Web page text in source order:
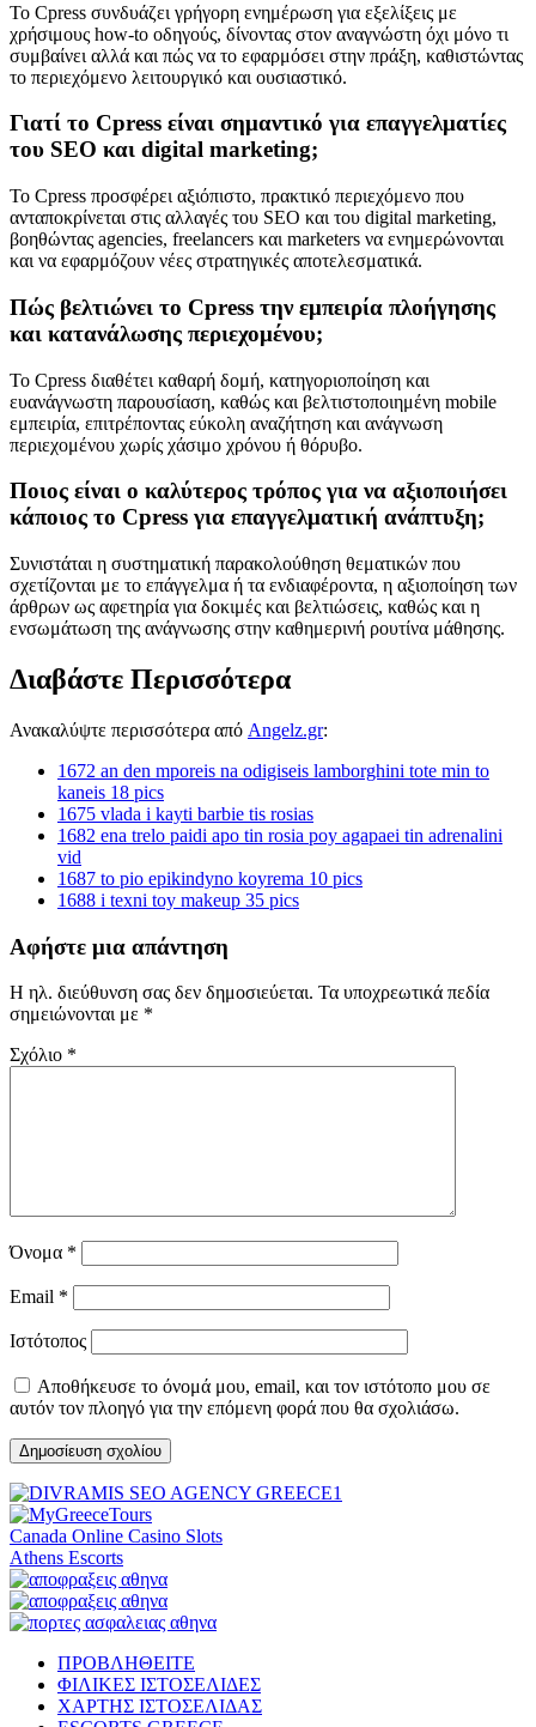
Το Cpress συνδυάζει γρήγορη ενημέρωση για εξελίξεις με
χρήσιμους how-to οδηγούς, δίνοντας στον αναγνώστη όχι μόνο τι
συμβαίνει αλλά και πώς να το εφαρμόσει στην πράξη, καθιστώντας
το περιεχόμενο λειτουργικό και ουσιαστικό.
Γιατί το Cpress είναι σημαντικό για επαγγελματίες
του SEO και digital marketing;
Το Cpress προσφέρει αξιόπιστο, πρακτικό περιεχόμενο που
ανταποκρίνεται στις αλλαγές του SEO και του digital marketing,
βοηθώντας agencies, freelancers και marketers να ενημερώνονται
και να εφαρμόζουν νέες στρατηγικές αποτελεσματικά.
Πώς βελτιώνει το Cpress την εμπειρία πλοήγησης
και κατανάλωσης περιεχομένου;
Το Cpress διαθέτει καθαρή δομή, κατηγοριοποίηση και
ευανάγνωστη παρουσίαση, καθώς και βελτιστοποιημένη mobile
εμπειρία, επιτρέποντας εύκολη αναζήτηση και ανάγνωση
περιεχομένου χωρίς χάσιμο χρόνου ή θόρυβο.
Ποιος είναι ο καλύτερος τρόπος για να αξιοποιήσει
κάποιος το Cpress για επαγγελματική ανάπτυξη;
Συνιστάται η συστηματική παρακολούθηση θεματικών που
σχετίζονται με το επάγγελμα ή τα ενδιαφέροντα, η αξιοποίηση των
άρθρων ως αφετηρία για δοκιμές και βελτιώσεις, καθώς και η
ενσωμάτωση της ανάγνωσης στην καθημερινή ρουτίνα μάθησης.
Διαβάστε Περισσότερα
Ανακαλύψτε περισσότερα από Angelz.gr:
1672 an den mporeis na odigiseis lamborghini tote min to
kaneis 18 pics
1675 vlada i kayti barbie tis rosias
1682 ena trelo paidi apo tin rosia poy agapaei tin adrenalini
vid
1687 to pio epikindyno koyrema 10 pics
1688 i texni toy makeup 35 pics
Αφήστε μια απάντηση
Η ηλ. διεύθυνση σας δεν δημοσιεύεται. Τα υποχρεωτικά πεδία
σημειώνονται με *
Σχόλιο *
Όνομα *
Email *
Ιστότοπος
Αποθήκευσε το όνομά μου, email, και τον ιστότοπο μου σε
αυτόν τον πλοηγό για την επόμενη φορά που θα σχολιάσω.
Canada Online Casino Slots
Athens Escorts
ΠΡΟΒΛΗΘΕΙΤΕ
ΦΙΛΙΚΕΣ ΙΣΤΟΣΕΛΙΔΕΣ
ΧΑΡΤΗΣ ΙΣΤΟΣΕΛΙΔΑΣ